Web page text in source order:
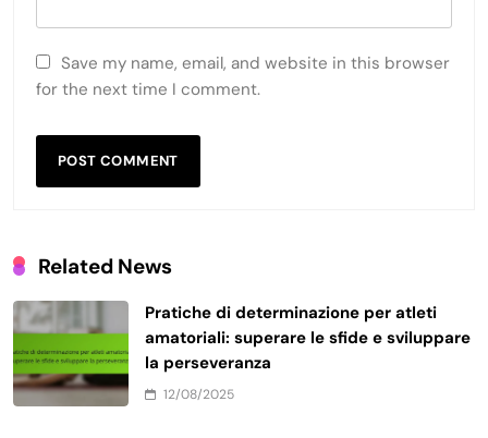
Save my name, email, and website in this browser
for the next time I comment.
Related News
Pratiche di determinazione per atleti
amatoriali: superare le sfide e sviluppare
la perseveranza
12/08/2025